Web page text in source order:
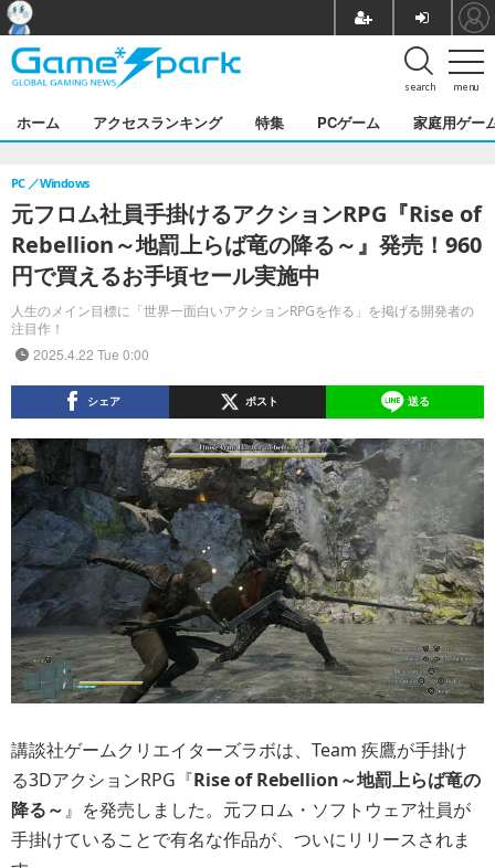
menu
search
ホーム アクセスランキング 特集 PCゲーム 家庭用ゲー
元フロム社員手掛けるアクションRPG『Rise of
Rebellion～地罰上らば竜の降る～』発売！960
円で買えるお手頃セール実施中
人生のメイン目標に「世界一面白いアクションRPGを作る」を掲げる開発者の
注目作！
PC Windows
2025.4.22 Tue 0:00
シェア ポスト 送る
講談社ゲームクリエイターズラボは、Team 疾鷹が手掛け
る3DアクションRPG『Rise of Rebellion～地罰上らば竜の
降る～』を発売しました。元フロム・ソフトウェア社員が
手掛けていることで有名な作品が、ついにリリースされま